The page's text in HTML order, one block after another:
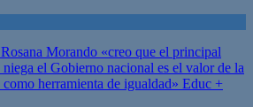
Rosana Morando «creo que el principal
el Gobierno nacional es el valor de la
herramienta de igualdad» Educ +